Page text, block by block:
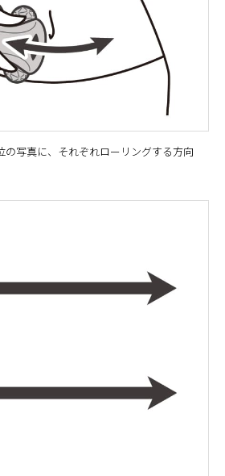
の写真に、それぞれローリングする方向